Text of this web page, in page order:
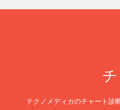
テクノメディカのチャート診